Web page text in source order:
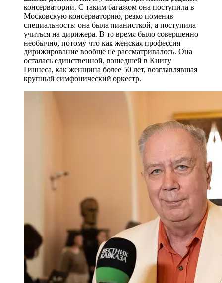
консерватории. С таким багажом она поступила в
Московскую консерваторию, резко поменяв
специальность: она была пианисткой, а поступила
учиться на дирижера. В то время было совершенно
необычно, потому что как женская профессия
дирижирование вообще не рассматривалось. Она
осталась единственной, вошедшей в Книгу
Гиннеса, как женщина более 50 лет, возглавлявшая
крупный симфонический оркестр.